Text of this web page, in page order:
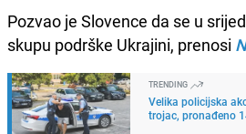
Pozvao je Slovence da se u
skupu podrške Ukrajini, prenosi
TRENDING
Velika policijska
trojac, pronađeno